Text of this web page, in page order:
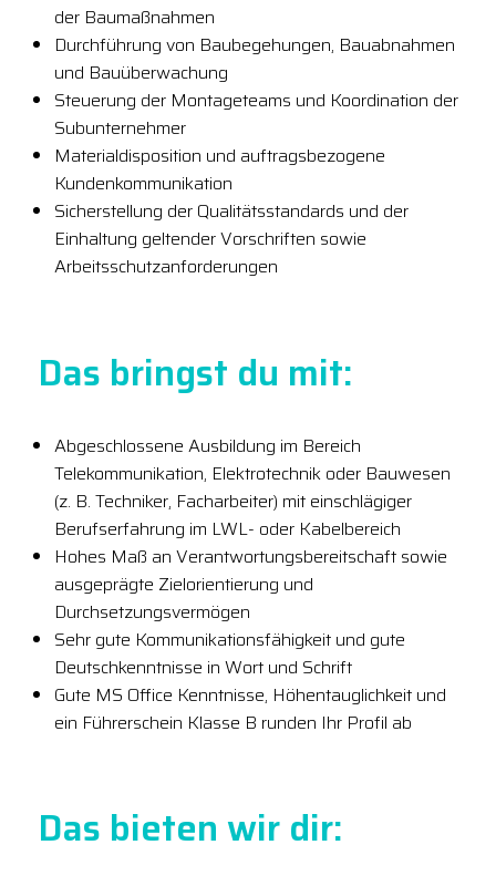
der Baumaßnahmen
Durchführung von Baubegehungen, Bauabnahmen
und Bauüberwachung
Steuerung der Montageteams und Koordination der
Subunternehmer
Materialdisposition und auftragsbezogene
Kundenkommunikation
Sicherstellung der Qualitätsstandards und der
Einhaltung geltender Vorschriften sowie
Arbeitsschutzanforderungen
Das bringst du mit:
Abgeschlossene Ausbildung im Bereich
Telekommunikation, Elektrotechnik oder Bauwesen
(z. B. Techniker, Facharbeiter) mit einschlägiger
Berufserfahrung im LWL- oder Kabelbereich
Hohes Maß an Verantwortungsbereitschaft sowie
ausgeprägte Zielorientierung und
Durchsetzungsvermögen
Sehr gute Kommunikationsfähigkeit und gute
Deutschkenntnisse in Wort und Schrift
Gute MS Office Kenntnisse, Höhentauglichkeit und
ein Führerschein Klasse B runden Ihr Profil ab
Das bieten wir dir: